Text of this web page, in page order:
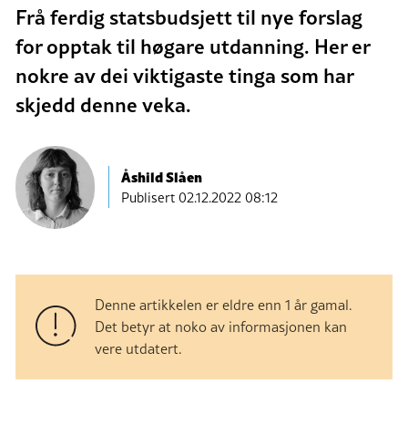
Frå ferdig statsbudsjett til nye forslag
for opptak til høgare utdanning. Her er
nokre av dei viktigaste tinga som har
skjedd denne veka.
Åshild Slåen
Publisert02.12.2022 08:12
Denne artikkelen er eldre enn 1 år gamal.
Det betyr at noko av informasjonen kan
vere utdatert.